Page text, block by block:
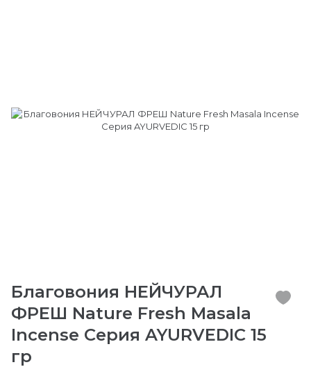
Благовония НЕЙЧУРАЛ
ФРЕШ Nature Fresh Masala
Incense Серия AYURVEDIC 15
гр